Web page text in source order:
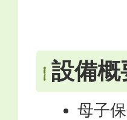
設備概
母子